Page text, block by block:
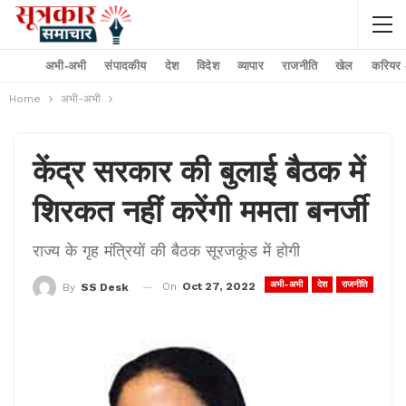
अभी-अभी संपादकीय देश विदेश व्यापार राजनीति खेल करियर
Home अभी-अभी
केंद्र सरकार की बुलाई बैठक में
शिरकत नहीं करेंगी ममता बनर्जी
राज्य के गृह मंत्रियों की बैठक सूरजकूंड में होगी
अभी-अभी देश राजनीति
By SS Desk On Oct 27, 2022